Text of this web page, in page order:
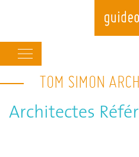
to
navigation
TOM SIMON
Architectes